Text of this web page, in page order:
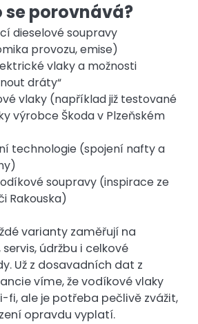
se porovnává?
dieselové soupravy
provozu, emise)
vlaky a možnosti
dráty“
vlaky (například již testované
výrobce Škoda v Plzeňském
technologie (spojení nafty a
soupravy (inspirace ze
Rakouska)
varianty zaměřují na
údržbu i celkové
Už z dosavadních dat z
víme, že vodíkové vlaky
fi, ale je potřeba pečlivě zvážit,
opravdu vyplatí.